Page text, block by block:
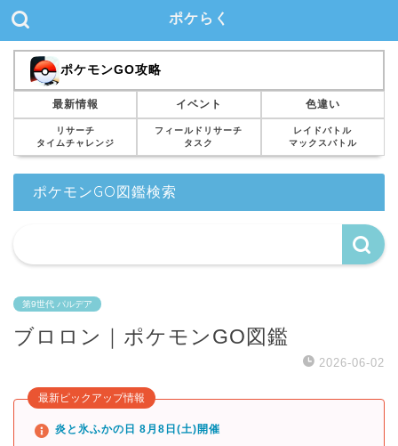
ポケらく
ポケモンGO攻略
最新情報 イベント 色違い
リサーチ
タイムチャレンジ
フィールドリサーチ
タスク
レイドバトル
マックスバトル
ポケモンGO図鑑検索
第9世代 パルデア
ブロロン｜ポケモンGO図鑑
2026-06-02
最新ピックアップ情報
炎と氷ふかの日 8月8日(土)開催